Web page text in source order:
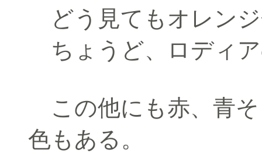
どう見てもオレン
ちょうど、ロディ
この他にも赤、青
色もある。